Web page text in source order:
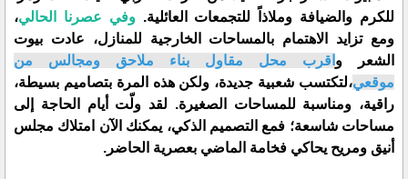
للكرم والضيافة وملاذاً للتجمعات العائلية.وفي عصرنا الحالي،
ومع تزايد الاهتمام بالمساحات الخارجية للمنازل، عادت بيوت
الشعر و اقرب محل مقاول بناء ملاحق ومجالس من
موقعي،لتكتسب شعبية جديدة، ولكن هذه المرة بتصاميم بسيطة،
راقية، ومناسبة للمساحات الصغيرة. لقد ولّت أيام الحاجة إلى
مساحات شاسعة؛ فمع التصميم الذكي، يمكنك الآن امتلاك مجلس
أنيق ومريح يحاكي فخامة الماضي بعصرية الحاضر.